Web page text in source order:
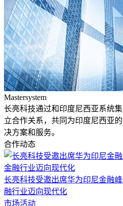
Mastersystem
长亮科技通过和印度尼西亚系统集
立合作关系，共同为印度尼西亚
决方案和服务。
合作动态
长亮科技受邀出席华为印尼金融
融行业迈向现代化
市场活动